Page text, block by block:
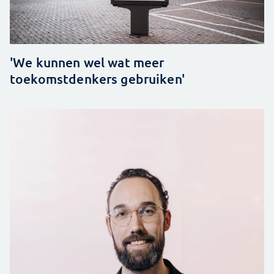
'We kunnen wel wat meer
toekomstdenkers gebruiken'